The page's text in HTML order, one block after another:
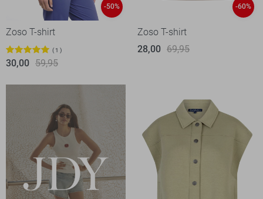
-50%
Zoso T-shirt
1
30,00 59,95
-60%
Zoso T-shirt
28,00 69,95